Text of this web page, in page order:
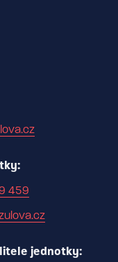
459
jednotky: